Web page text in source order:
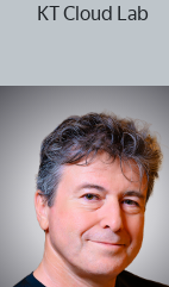
KT Cloud Lab